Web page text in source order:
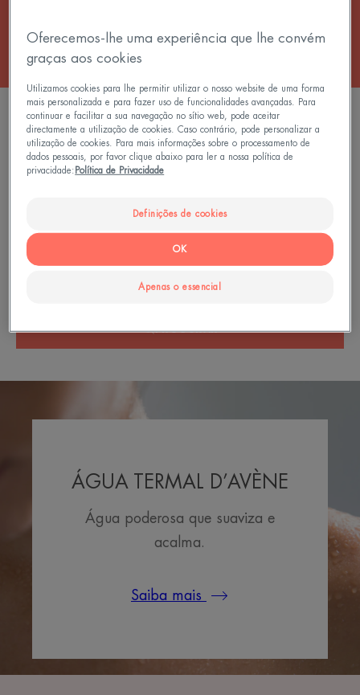
FILTRAR PRODUTOS
0 resultado "Cuidados para as olheiras"
PROCURAR
ÁGUA TERMAL D’AVÈNE
Água poderosa que suaviza e
acalma.
Saiba mais
Oferecemos-lhe uma experiência que lhe convém
graças aos cookies
Utilizamos cookies para lhe permitir utilizar o nosso website de uma forma
mais personalizada e para fazer uso de funcionalidades avançadas. Para
continuar e facilitar a sua navegação no sítio web, pode aceitar
directamente a utilização de cookies. Caso contrário, pode personalizar a
utilização de cookies. Para mais informações sobre o processamento de
dados pessoais, por favor clique abaixo para ler a nossa política de
privacidade: Política de Privacidade
Definições de cookies
Apenas o essencial
OK